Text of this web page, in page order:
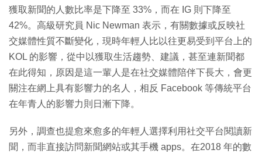
獲取新聞的人數比率是下降至 33%，而在 IG 則下降至
42%。高級研究員 Nic Newman 表示，有關數據或反映社
交媒體性質不斷變化，現時年輕人比以往更易受到平台上的
KOL 的影響，從中以獲取生活趨勢、建議，甚至連新聞都
在此得知，原因是這一輩人是在社交媒體陪伴下長大，會更
關注在網上具有影響力的名人，相反 Facebook 等傳統平台
在年青人的影響力則日漸下降。
另外，調查也提愈來愈多的年輕人選擇利用社交平台閱讀新
聞，而非直接訪問新聞網站或其手機 apps。在2018 年的數